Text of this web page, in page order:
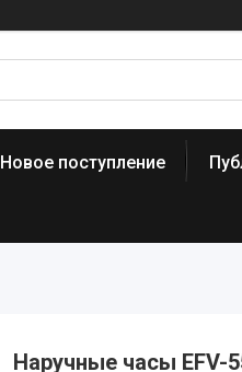
Новое поступление
Наручные часы EFV-